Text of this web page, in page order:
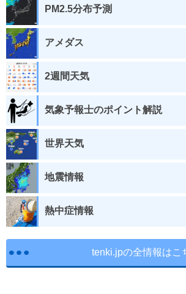
PM2.5分布予測
アメダス
2週間天気
気象予報士のポイント解説
世界天気
地震情報
熱中症情報
tenki.jpの全情報はこ